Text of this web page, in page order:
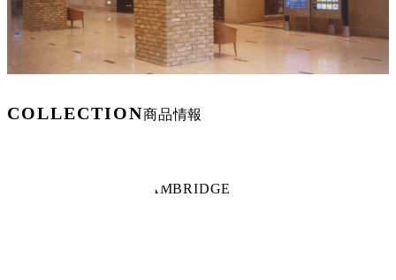
COLLECTION商品情報